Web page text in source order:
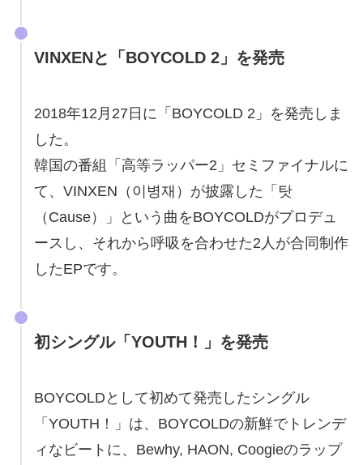
VINXENと「BOYCOLD 2」を発売
2018年12月27日に「BOYCOLD 2」を発売しま
した。
韓国の番組「高等ラッパー2」セミファイナルに
て、VINXEN（이병재）が披露した「탓
（Cause）」という曲をBOYCOLDがプロデュ
ースし、それから呼吸を合わせた2人が合同制作
したEPです。
初シングル「YOUTH！」を発売
BOYCOLDとして初めて発売したシングル
「YOUTH！」は、BOYCOLDの新鮮でトレンデ
ィなビートに、Bewhy, HAON, Coogieのラップ